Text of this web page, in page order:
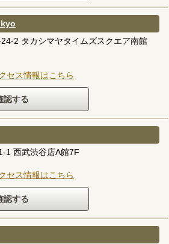
2 タカシマヤタイムズスクエア南館
セス情報はこちら
1 西武渋谷店A館7F
セス情報はこちら